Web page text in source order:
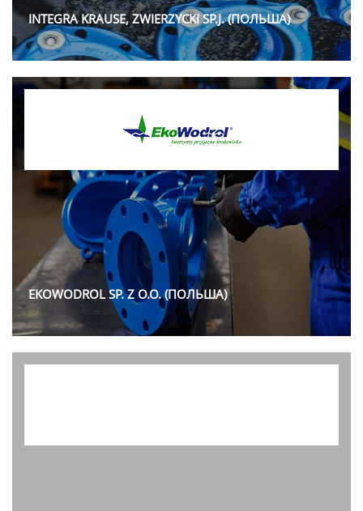
INTEGRA KRAUSE, ZWIERZYCKI SP.J. (ПОЛЬША)
EKOWODROL SP. Z O.O. (ПОЛЬША)